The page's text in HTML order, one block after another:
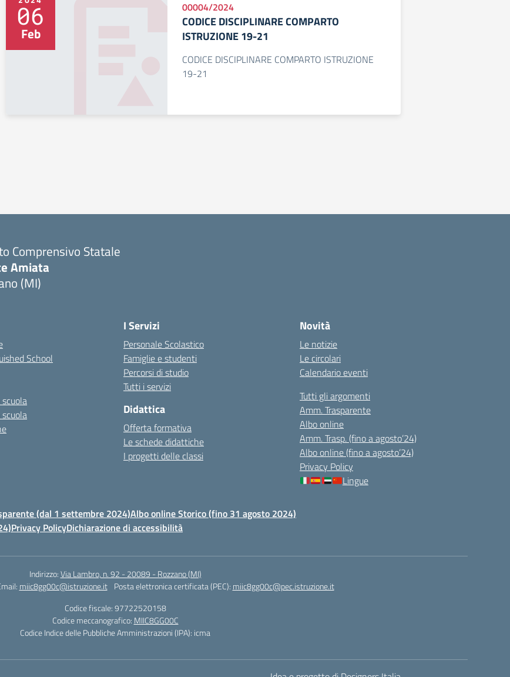
06
Feb
00004/2024
CODICE DISCIPLINARE COMPARTO
ISTRUZIONE 19-21
CODICE DISCIPLINARE COMPARTO ISTRUZIONE
19-21
Comprensivo Statale
Amiata
(MI)
School
I Servizi
Personale Scolastico
Famiglie e studenti
Percorsi di studio
Tutti i servizi
Didattica
Offerta formativa
Le schede didattiche
I progetti delle classi
Novità
Le notizie
Le circolari
Calendario eventi
Tutti gli argomenti
Amm. Trasparente
Albo online
Amm. Trasp. (fino a agosto’24)
Albo online (fino a agosto’24)
Privacy Policy
Lingue
(dal 1 settembre 2024)Albo online Storico (fino 31 agosto 2024)
Privacy PolicyDichiarazione di accessibilità
Indirizzo:Via Lambro, n. 92 - 20089 - Rozzano (MI)
miic8gg00c@istruzione.it Posta elettronica certificata (PEC): miic8gg00c@pec.istruzione.it
Codice fiscale: 97722520158
Codice meccanografico: MIIC8GG00C
Codice Indice delle Pubbliche Amministrazioni (IPA): icma